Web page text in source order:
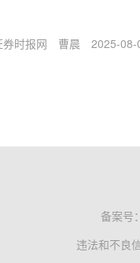
券时报网 曹晨 2025-
备案号：
违法和不良